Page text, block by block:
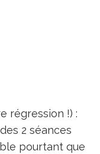
régression !) :
2 séances
pourtant que